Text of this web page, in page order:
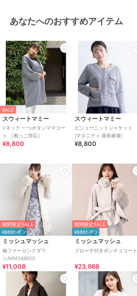
あなたへのおすすめアイテム
SALE
スウィートマミー
Vネック 一つボタンママコー
ト ［抱っこ対応］
¥8,800
スウィートマミー
ビジューニットジャケット
[マタニティ 産前産後]
¥8,800
期間限定SALE
¥888ｸｰﾎﾟﾝ
ミッシュマッシュ
袖ファーロングダウ
ン/MM348603
¥11,008
期間限定SALE
¥888ｸｰﾎﾟﾝ
ミッシュマッシュ
ブローチ付きポンチョコート
¥23,988